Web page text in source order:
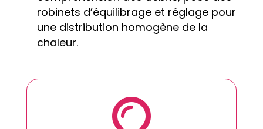
robinets d’équilibrage et réglage pour
une distribution homogène de la
chaleur.